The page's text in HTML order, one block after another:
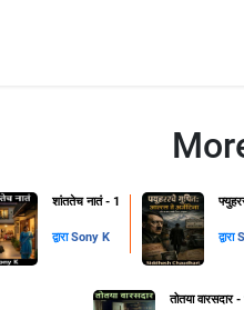
शांततेच नातं - 1
द्वाराSony K द्वारा
तोतया वारसदार -